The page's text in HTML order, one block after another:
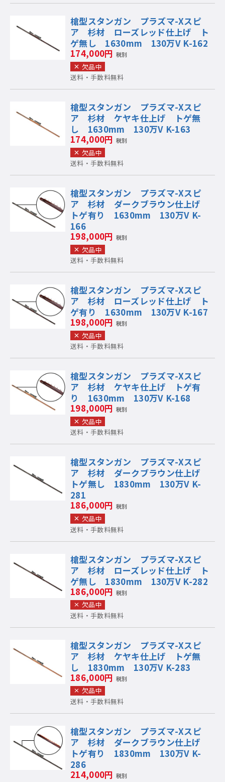
槍型スタンガン プラズマ-Xスピ
ア 杉材 ローズレッド仕上げ ト
ゲ無し 1630mm 130万V K-162
174,000円 税別
欠品中
送料・手数料無料
槍型スタンガン プラズマ-Xスピ
ア 杉材 ケヤキ仕上げ トゲ無
し 1630mm 130万V K-163
174,000円 税別
欠品中
送料・手数料無料
槍型スタンガン プラズマ-Xスピ
ア 杉材 ダークブラウン仕上げ
トゲ有り 1630mm 130万V K-
166
198,000円 税別
欠品中
送料・手数料無料
槍型スタンガン プラズマ-Xスピ
ア 杉材 ローズレッド仕上げ ト
ゲ有り 1630mm 130万V K-167
198,000円 税別
欠品中
送料・手数料無料
槍型スタンガン プラズマ-Xスピ
ア 杉材 ケヤキ仕上げ トゲ有
り 1630mm 130万V K-168
198,000円 税別
欠品中
送料・手数料無料
槍型スタンガン プラズマ-Xスピ
ア 杉材 ダークブラウン仕上げ
トゲ無し 1830mm 130万V K-
281
186,000円 税別
欠品中
送料・手数料無料
槍型スタンガン プラズマ-Xスピ
ア 杉材 ローズレッド仕上げ ト
ゲ無し 1830mm 130万V K-282
186,000円 税別
欠品中
送料・手数料無料
槍型スタンガン プラズマ-Xスピ
ア 杉材 ケヤキ仕上げ トゲ無
し 1830mm 130万V K-283
186,000円 税別
欠品中
送料・手数料無料
槍型スタンガン プラズマ-Xスピ
ア 杉材 ダークブラウン仕上げ
トゲ有り 1830mm 130万V K-
286
214,000円 税別